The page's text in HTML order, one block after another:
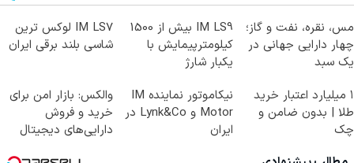
مس، نقره، نفت و گاز؛
چهار دارایی جهانی در
یک سبد
IM LS9 بیش از 1500
کیلومترپیمایش با
یکبار شارژ
IM LS7 لوکس ترین
شاسی بلند برقی ایران
۱ میلیارد اعتبار خرید
طلا | بدون ضامن و
چک
نیکاموتور نماینده IM
Motor و Lynk&Co در
ایران
والکس: بازار امن برای
خرید و فروش
دارایی‌های دیجیتال